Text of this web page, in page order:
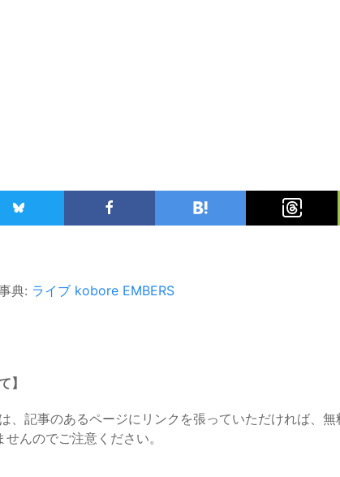
典: ライブ kobore EMBERS
】
、記事のあるページにリンクを張っていただければ、無
んのでご注意ください。